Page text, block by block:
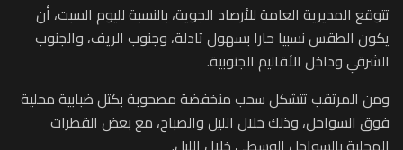
تتوقع المديرية العامة للأرصاد الجوية، بالنسبة لليوم السبت، أن
يكون الطقس نسبيا حارا بسهول تادلة، وجنوب الريف، والجنوب
الشرقي وداخل الأقاليم الجنوبية.
ومن المرتقب تتشكل سحب منخفضة مصحوبة بكتل ضبابية محلية
فوق السواحل، وذلك خلال الليل والصباح، مع بعض القطرات